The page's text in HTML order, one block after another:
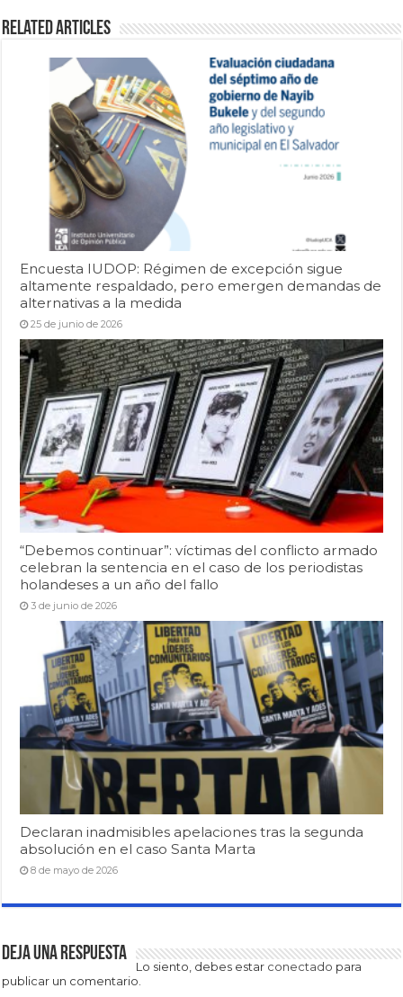
Related Articles
Encuesta IUDOP: Régimen de excepción sigue
altamente respaldado, pero emergen demandas de
alternativas a la medida
25 de junio de 2026
“Debemos continuar”: víctimas del conflicto armado
celebran la sentencia en el caso de los periodistas
holandeses a un año del fallo
3 de junio de 2026
Declaran inadmisibles apelaciones tras la segunda
absolución en el caso Santa Marta
8 de mayo de 2026
Deja una respuesta
Lo siento, debes estar conectado para
publicar un comentario.